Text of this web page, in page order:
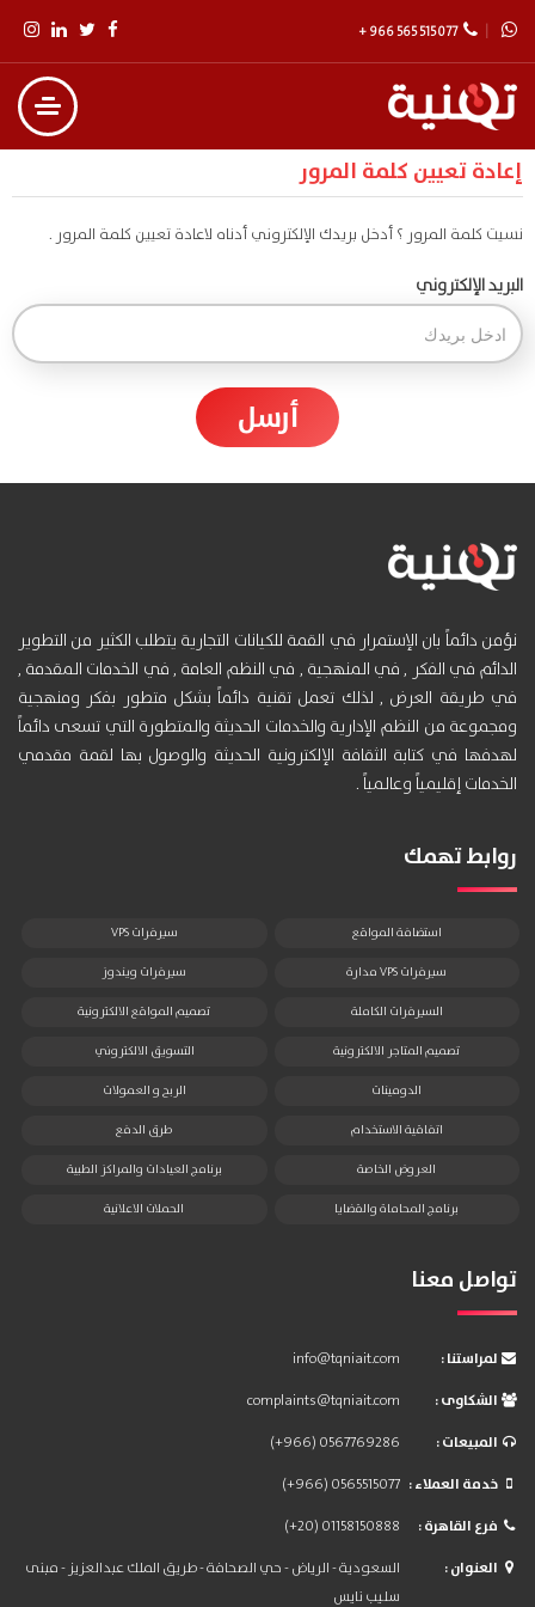
+ 966 565 515 077
إعادة تعيين كلمة المرور
نسيت كلمة المرور ؟ أدخل بريدك الإلكتروني أدناه لاعادة تعيين كلمة المرور .
البريد الإلكتروني
أرسل
نؤمن دائماً بان الإستمرار في القمة للكيانات التجارية يتطلب الكثير من التطوير
الدائم في الفكر , في المنهجية , في النظم العامة , في الخدمات المقدمة ,
في طريقة العرض , لذلك تعمل تقنية دائماً بشكل متطور بفكر ومنهجية
ومجموعة من النظم الإدارية والخدمات الحديثة والمتطورة التي تسعى دائماً
لهدفها في كتابة الثقافة الإلكترونية الحديثة والوصول بها لقمة مقدمي
الخدمات إقليمياً وعالمياً .
روابط تهمك
استضافة المواقع سيرفرات VPS
سيرفرات VPS مدارة سيرفرات ويندوز
السيرفرات الكاملة تصميم المواقع الالكترونية
تصميم المتاجر الالكترونية التسويق الالكتروني
الدومينات الربح و العمولات
اتفاقية الاستخدام طرق الدفع
العروض الخاصة برنامج العيادات والمراكز الطبية
برنامج المحاماة والقضايا الحملات الاعلانية
تواصل معنا
: لمراستنا
info@tqniait.com
: الشكاوى
complaints@tqniait.com
: المبيعات
(+966) 0567769286
: خدمة العملاء
(+966) 0565515077
: فرع القاهرة
(+20) 01158150888
: العنوان
السعودية - الرياض - حي الصحافة - طريق الملك عبدالعزيز - مبنى
سليب نايس